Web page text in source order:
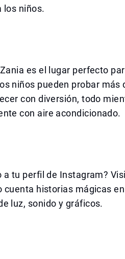
los niños.
es el lugar perfecto
niños pueden probar más
con diversión, todo
con aire acondicionado.
tu perfil de Instagram?
historias mágicas
luz, sonido y gráficos.